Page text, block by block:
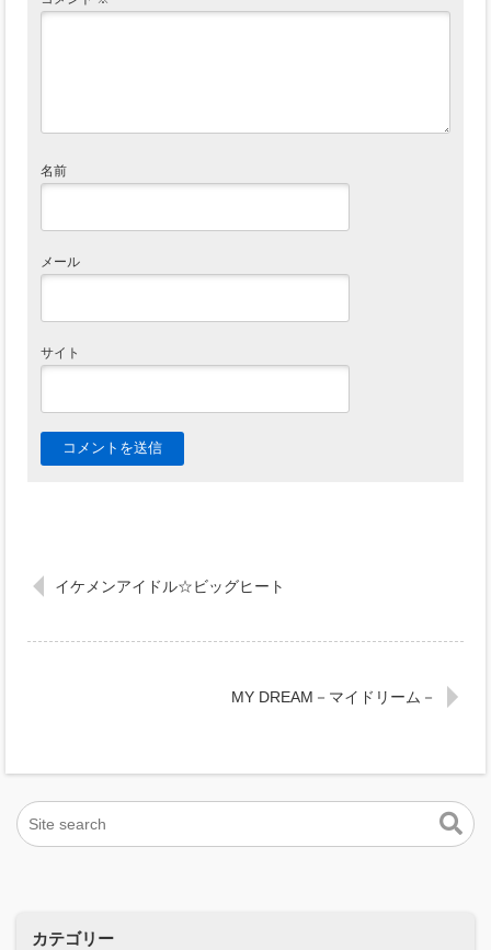
名前
メール
サイト
イケメンアイドル☆ビッグヒート
MY DREAM－マイドリーム－
カテゴリー